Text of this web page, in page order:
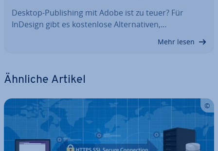
Desktop-Pu­bli­shing mit Adobe ist zu teuer? Für
InDesign gibt es kos­ten­lo­se Al­ter­na­ti­ven,…
Mehr lesen
Ähnliche Artikel